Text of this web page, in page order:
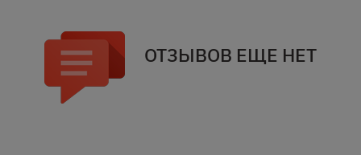
ОТЗЫВОВ ЕЩЕ НЕТ